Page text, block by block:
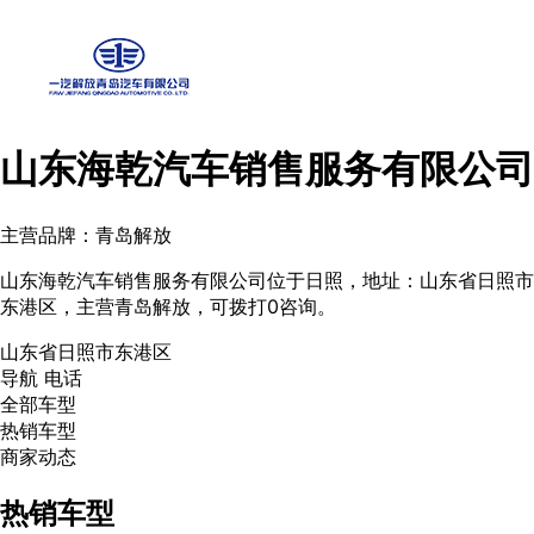
山东海乾汽车销售服务有限公司
主营品牌：青岛解放
山东海乾汽车销售服务有限公司位于日照，地址：山东省日照市
东港区，主营青岛解放，可拨打0咨询。
山东省日照市东港区
导航 电话
全部车型
热销车型
商家动态
热销车型